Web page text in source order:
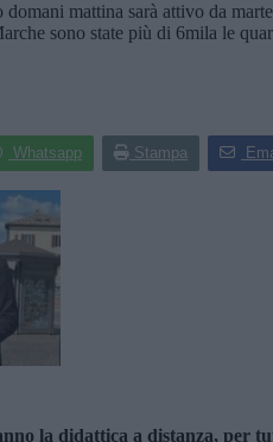
mattina sarà attivo da
sono state più di 6mila le
Whatsapp Stampa
la didattica a distanza, per